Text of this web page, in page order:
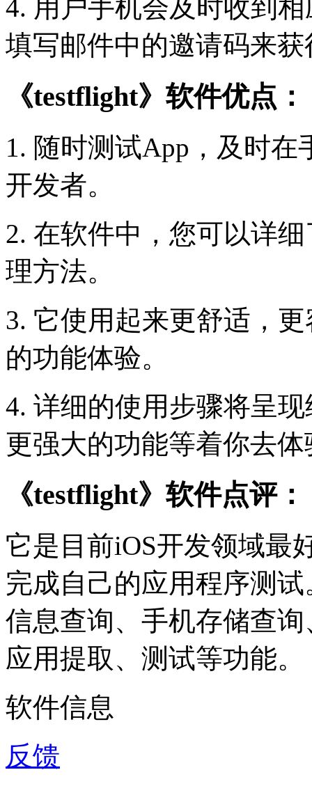
4. 用户手机会及时收到
填写邮件中的邀请码来
《testflight》软件优点：
1. 随时测试App，及时
开发者。
2. 在软件中，您可以详
理方法。
3. 它使用起来更舒适，
的功能体验。
4. 详细的使用步骤将呈
更强大的功能等着你去体
《testflight》软件点评：
它是目前iOS开发领域最
完成自己的应用程序测
信息查询、手机存储查
应用提取、测试等功能。
软件信息
反馈